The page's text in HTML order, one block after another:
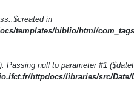
in
templates/biblio/html/
Passing null to parameter #1
httpdocs/libraries/src/Date/